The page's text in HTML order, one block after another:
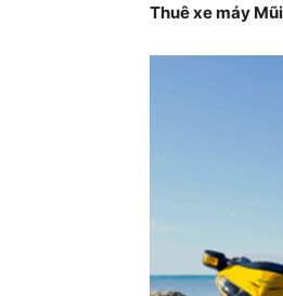
Thuê xe máy